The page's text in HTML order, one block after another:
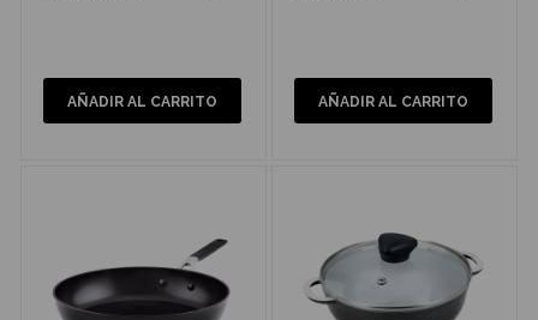
AÑADIR AL CARRITO AÑADIR AL CARRITO